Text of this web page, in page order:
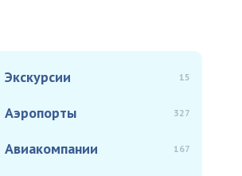
Экскурсии 15
Аэропорты 327
Авиакомпании 167